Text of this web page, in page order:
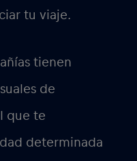
tu viaje.
tienen
de
que te
determinada